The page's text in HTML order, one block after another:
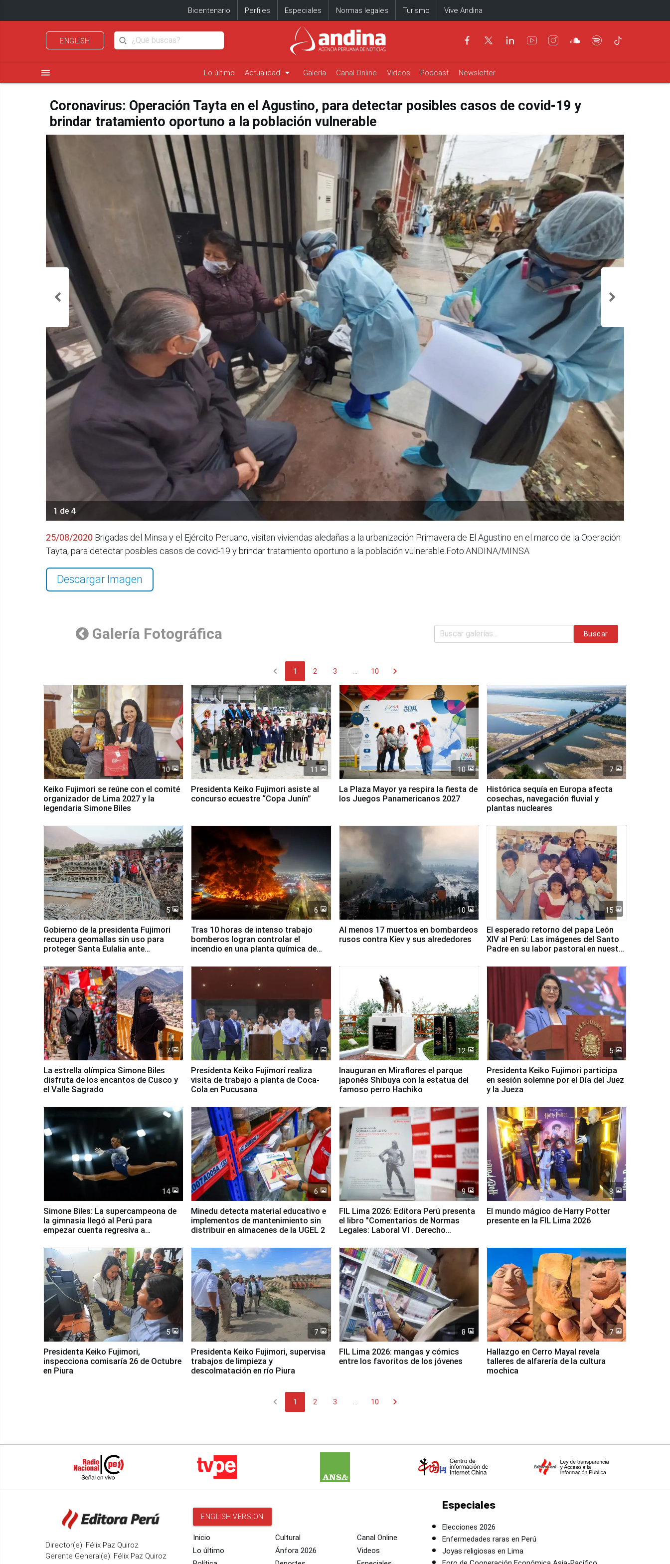
Bicentenario Perfiles Especiales Normas legales Turismo Vive Andina
ENGLISH
menu Lo último Actualidad arrow_drop_down Galería Canal Online Videos Podcast Newsletter
Coronavirus: Operación Tayta en el Agustino, para detectar posibles casos de covid-19 y
brindar tratamiento oportuno a la población vulnerable
1 de 4
25/08/2020 Brigadas del Minsa y el Ejército Peruano, visitan viviendas aledañas a la urbanización Primavera de El Agustino en el marco de la Operación
Tayta, para detectar posibles casos de covid-19 y brindar tratamiento oportuno a la población vulnerable.Foto:ANDINA/MINSA
Descargar Imagen
Galería Fotográfica Buscar
chevron_left 1 2 3 10 chevron_right
10
Keiko Fujimori se reúne con el comité
organizador de Lima 2027 y la
legendaria Simone Biles
11
Presidenta Keiko Fujimori asiste al
concurso ecuestre “Copa Junín”
10
La Plaza Mayor ya respira la fiesta de
los Juegos Panamericanos 2027
7
Histórica sequía en Europa afecta
cosechas, navegación fluvial y
plantas nucleares
5
Gobierno de la presidenta Fujimori
recupera geomallas sin uso para
proteger Santa Eulalia ante
6
Tras 10 horas de intenso trabajo
bomberos logran controlar el
incendio en una planta química de
10
Al menos 17 muertos en bombardeos
rusos contra Kiev y sus alrededores
15
El esperado retorno del papa León
XIV al Perú: Las imágenes del Santo
Padre en su labor pastoral en nuestro
7
La estrella olímpica Simone Biles
disfruta de los encantos de Cusco y
el Valle Sagrado
7
Presidenta Keiko Fujimori realiza
visita de trabajo a planta de Coca-
Cola en Pucusana
12
Inauguran en Miraflores el parque
japonés Shibuya con la estatua del
famoso perro Hachiko
5
Presidenta Keiko Fujimori participa
en sesión solemne por el Día del Juez
y la Jueza
14
Simone Biles: La supercampeona de
la gimnasia llegó al Perú para
empezar cuenta regresiva a
6
Minedu detecta material educativo e
implementos de mantenimiento sin
distribuir en almacenes de la UGEL 2
9
FIL Lima 2026: Editora Perú presenta
el libro "Comentarios de Normas
Legales: Laboral Vl . Derecho
8
El mundo mágico de Harry Potter
presente en la FIL Lima 2026
5
Presidenta Keiko Fujimori,
inspecciona comisaría 26 de Octubre
en Piura
7
Presidenta Keiko Fujimori, supervisa
trabajos de limpieza y
descolmatación en río Piura
8
FIL Lima 2026: mangas y cómics
entre los favoritos de los jóvenes
7
Hallazgo en Cerro Mayal revela
talleres de alfarería de la cultura
mochica
chevron_left 1 2 3 10 chevron_right
Director(e): Félix Paz Quiroz
Gerente General(e): Félix Paz Quiroz
ENGLISH VERSION
Inicio
Lo último
Cultural
Ánfora 2026
Canal Online
Videos
Especiales
Elecciones 2026
Enfermedades raras en Perú
Joyas religiosas en Lima